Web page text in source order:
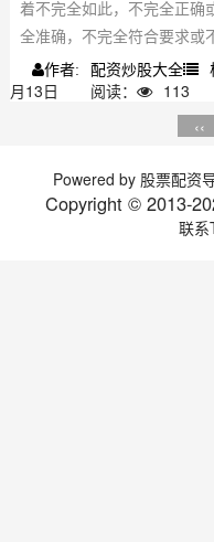
着不完全如此，不完全正确
全准确，不完全符合要求或
作者: 配资炒股大全
月13日
阅读：
113
‹‹
Powered by 股票配资
Copyright © 2013-
联系